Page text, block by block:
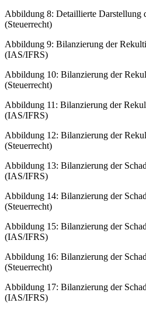
Abbildung 8: Detaillierte Darstellung
(Steuerrecht)
Abbildung 9: Bilanzierung der
(IAS/IFRS)
Abbildung 10: Bilanzierung der
(Steuerrecht)
Abbildung 11: Bilanzierung der
(IAS/IFRS)
Abbildung 12: Bilanzierung der
(Steuerrecht)
Abbildung 13: Bilanzierung der
(IAS/IFRS)
Abbildung 14: Bilanzierung der
(Steuerrecht)
Abbildung 15: Bilanzierung der
(IAS/IFRS)
Abbildung 16: Bilanzierung der
(Steuerrecht)
Abbildung 17: Bilanzierung der
(IAS/IFRS)